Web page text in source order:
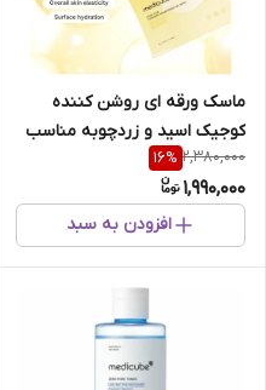
ماسک ورقه ای روشن کننده
کوجیک اسید و زردچوبه مناسب
گرم 4عددی
2,380,000
16%
1,990,000
افزودن به سبد